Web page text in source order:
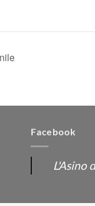
Facebook
L'Asino